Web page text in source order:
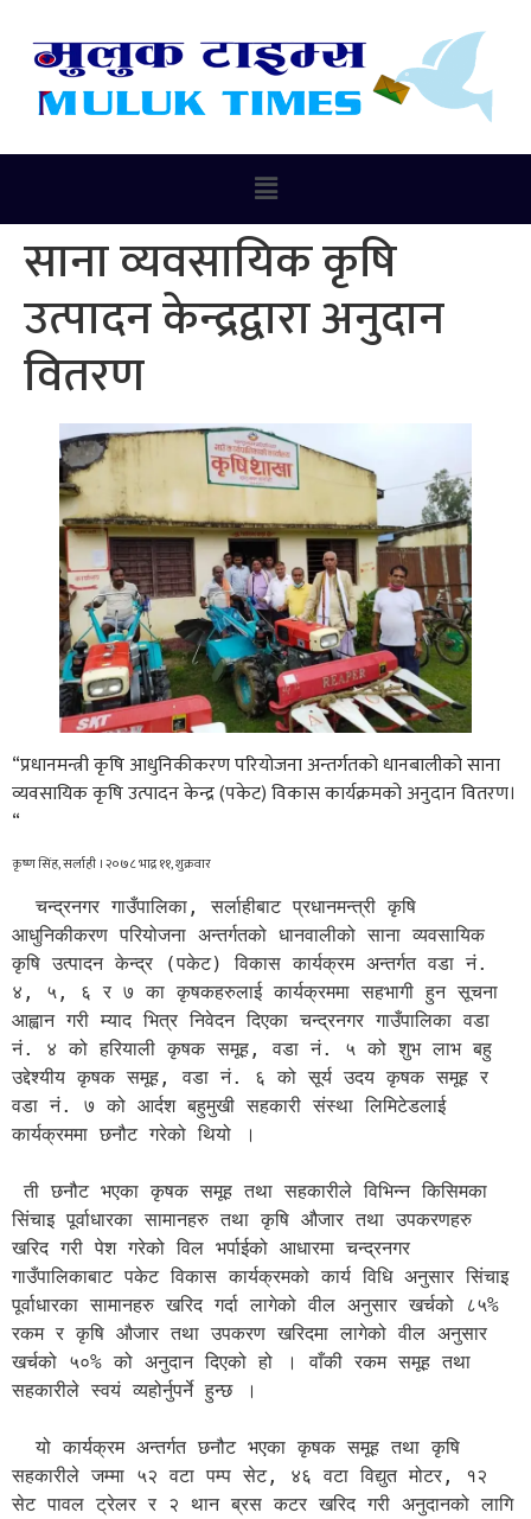
साना व्यवसायिक कृषि
उत्पादन केन्द्रद्वारा अनुदान
वितरण
“प्रधानमन्त्री कृषि आधुनिकीकरण परियोजना अन्तर्गतको धानबालीको साना
व्यवसायिक कृषि उत्पादन केन्द्र (पकेट) विकास कार्यक्रमको अनुदान वितरण।
“
कृष्ण सिंह, सर्लाही । २०७८ भाद्र ११, शुक्रवार
  चन्द्रनगर गाउँपालिका, सर्लाहीबाट प्रधानमन्त्री कृषि
आधुनिकीकरण परियोजना अन्तर्गतको धानवालीको साना व्यवसायिक
कृषि उत्पादन केन्द्र (पकेट) विकास कार्यक्रम अन्तर्गत वडा नं.
४, ५, ६ र ७ का कृषकहरुलाई कार्यक्रममा सहभागी हुन सूचना
आह्वान गरी म्याद भित्र निवेदन दिएका चन्द्रनगर गाउँपालिका वडा
नं. ४ को हरियाली कृषक समूह, वडा नं. ५ को शुभ लाभ बहु
उद्देश्यीय कृषक समूह, वडा नं. ६ को सूर्य उदय कृषक समूह र
वडा नं. ७ को आर्दश बहुमुखी सहकारी संस्था लिमिटेडलाई
कार्यक्रममा छनौट गरेको थियो ।
ती छनौट भएका कृषक समूह तथा सहकारीले विभिन्न किसिमका
सिंचाइ पूर्वाधारका सामानहरु तथा कृषि औजार तथा उपकरणहरु
खरिद गरी पेश गरेको विल भर्पाईको आधारमा चन्द्रनगर
गाउँपालिकाबाट पकेट विकास कार्यक्रमको कार्य विधि अनुसार सिंचाइ
पूर्वाधारका सामानहरु खरिद गर्दा लागेको वील अनुसार खर्चको ८५%
रकम र कृषि औजार तथा उपकरण खरिदमा लागेको वील अनुसार
खर्चको ५०% को अनुदान दिएको हो । वाँकी रकम समूह तथा
सहकारीले स्वयं व्यहोर्नुपर्ने हुन्छ ।
  यो कार्यक्रम अन्तर्गत छनौट भएका कृषक समूह तथा कृषि
सहकारीले जम्मा ५२ वटा पम्प सेट, ४६ वटा विद्युत मोटर, १२
सेट पावल ट्रेलर र २ थान ब्रस कटर खरिद गरी अनुदानको लागि